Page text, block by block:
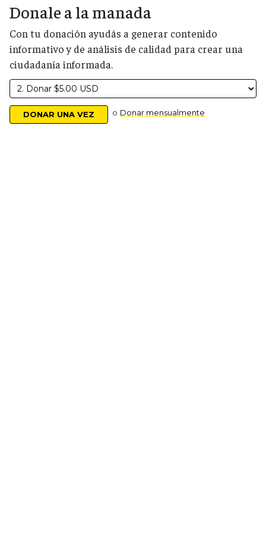
Donale a la manada
Con tu donación ayudás a generar contenido
informativo y de análisis de calidad para crear una
ciudadanía informada.
o Donar mensualmente